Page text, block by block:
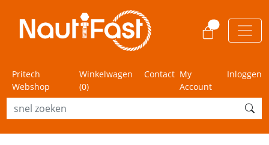
Pritech
Webshop
Winkelwagen
(0)
Contact My
Account
Inloggen